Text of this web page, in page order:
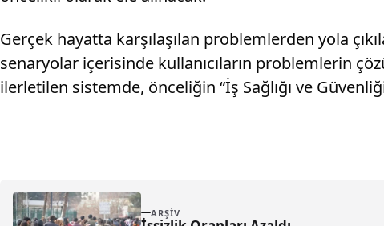
Gerçek hayatta karşılaşılan problemlerden yola
senaryolar içerisinde kullanıcıların problemlerin
ilerletilen sistemde, önceliğin “İş Sağlığı ve
ARŞIV